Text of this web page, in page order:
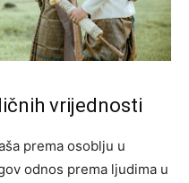
vrijednosti
prema osoblju u
odnos prema ljudima u